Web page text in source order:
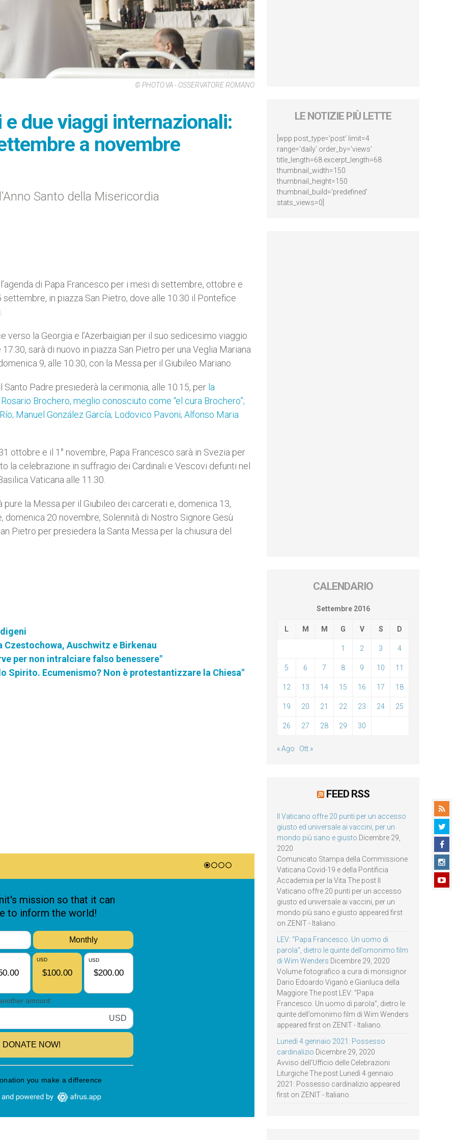
© PHOTO.VA - OSSERVATORE ROMANO
due viaggi internazionali:
a novembre
Santo della Misericordia
di Papa Francesco per i mesi di settembre, ottobre e
in piazza San Pietro, dove alle 10.30 il Pontefice
verso la Georgia e l’Azerbaigian per il suo sedicesimo viaggio
sarà di nuovo in piazza San Pietro per una Veglia Mariana
9, alle 10.30, con la Messa per il Giubileo Mariano.
Padre presiederà la cerimonia, alle 10.15, per la
Brochero, meglio conosciuto come “el cura Brochero”;
Manuel González García; Lodovico Pavoni; Alfonso Maria
ottobre e il 1° novembre, Papa Francesco sarà in Svezia per
la celebrazione in suffragio dei Cardinali e Vescovi defunti nel
Vaticana alle 11.30.
pure la Messa per il Giubileo dei carcerati e, domenica 13,
domenica 20 novembre, Solennità di Nostro Signore Gesù
Pietro per presiedera la Santa Messa per la chiusura del
Auschwitz e Birkenau
per non intralciare falso benessere"
Spirito. Ecumenismo? Non è protestantizzare la Chiesa"
LE NOTIZIE PIÙ LETTE
[wpp post_type='post' limit=4
range='daily' order_by='views'
title_length=68 excerpt_length=68
thumbnail_width=150
thumbnail_height=150
thumbnail_build='predefined'
stats_views=0]
CALENDARIO
Settembre 2016
L M M G V S D
1 2 3 4
5 6 7 8 9 10 11
12 13 14 15 16 17 18
19 20 21 22 23 24 25
26 27 28 29 30
« Ago Ott »
FEED RSS
Il Vaticano offre 20 punti per un accesso
giusto ed universale ai vaccini, per un
mondo più sano e giusto Dicembre 29,
2020
Comunicato Stampa della Commissione
Vaticana Covid-19 e della Pontificia
Accademia per la Vita The post Il
Vaticano offre 20 punti per un accesso
giusto ed universale ai vaccini, per un
mondo più sano e giusto appeared first
on ZENIT - Italiano.
LEV: “Papa Francesco. Un uomo di
parola”, dietro le quinte dell’omonimo film
di Wim Wenders Dicembre 29, 2020
Volume fotografico a cura di monsignor
Dario Edoardo Viganò e Gianluca della
Maggiore The post LEV: “Papa
Francesco. Un uomo di parola”, dietro le
quinte dell’omonimo film di Wim Wenders
appeared first on ZENIT - Italiano.
Lunedì 4 gennaio 2021: Possesso
cardinalizio Dicembre 29, 2020
Avviso dell’Ufficio delle Celebrazioni
Liturgiche The post Lunedì 4 gennaio
2021: Possesso cardinalizio appeared
first on ZENIT - Italiano.